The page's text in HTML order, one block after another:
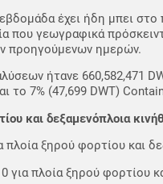
έχει ήδη μπει
που γεωγραφικά
προηγούμενων ημερών.
ήτανε 660,582,471
το 7% (47,699 DWT)
και δεξαμενόπλοια
ξηρού φορτίου και
πλοία ξηρού φορτίου